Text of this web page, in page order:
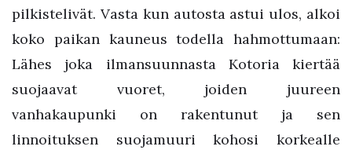
pilkistelivät. Vasta kun autosta astui ulos, alkoi
koko paikan kauneus todella hahmottumaan:
Lähes joka ilmansuunnasta Kotoria kiertää
suojaavat vuoret, joiden juureen
vanhakaupunki on rakentunut ja sen
linnoituksen suojamuuri kohosi korkealle